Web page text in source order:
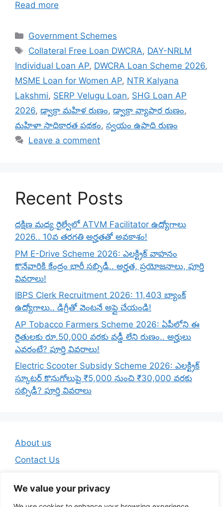
We value your privacy
Read more
Categories
Government Schemes
Tags
Collateral Free Loan DWCRA, DAY-NRLM
Individual Loan AP, DWCRA Loan Scheme 2026,
MSME Loan for Women AP, NTR Kalyana
Lakshmi, SERP Velugu Loan, SHG Loan AP
2026, డ్వాక్రా మహిళ రుణం, డ్వాక్రా వ్యాపార రుణం,
మహిళా సాధికారత పథకం, స్వయం ఉపాధి రుణం
Leave a comment
Recent Posts
దక్షిణ మధ్య రైల్వేలో ATVM Facilitator ఉద్యోగాలు
2026.. 10వ తరగతి అర్హతతో అవకాశం!
PM E-Drive Scheme 2026: ఎలక్ట్రిక్ వాహనం
కొనేవారికి కేంద్రం భారీ సబ్సిడీ.. అర్హత, ప్రయోజనాలు, పూర్తి
వివరాలు!
IBPS Clerk Recruitment 2026: 11,403 బ్యాంక్
ఉద్యోగాలు.. డిగ్రీతో వెంటనే అప్లై చేయండి!
AP Tobacco Farmers Scheme 2026: ఏపీలోని ఈ
రైతులకు రూ.50,000 వరకు వడ్డీ లేని రుణం.. అర్హులు
ఎవరంటే? పూర్తి వివరాలు!
Electric Scooter Subsidy Scheme 2026: ఎలక్ట్రిక్
స్కూటర్ కొనుగోలుపై ₹5,000 నుంచి ₹30,000 వరకు
సబ్సిడీ? పూర్తి వివరాలు
About us
Contact Us
Privacy Policy